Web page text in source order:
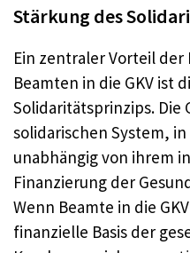
Stärkung des
Ein zentraler Vorteil der
Beamten in die GKV ist
Solidaritätsprinzips. Die
solidarischen System,
unabhängig von ihrem
Finanzierung der
Wenn Beamte in die
finanzielle Basis der